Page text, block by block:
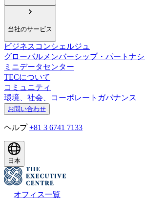
当社のサービス
ビジネスコンシェルジュ
グローバルメンバーシップ・パートナ
ミニデータセンター
TECについて
コミュニティ
環境、社会、コーポレートガバナンス
お問い合わせ
ヘルプ +81 3 6741 7133
日本
オフィス一覧